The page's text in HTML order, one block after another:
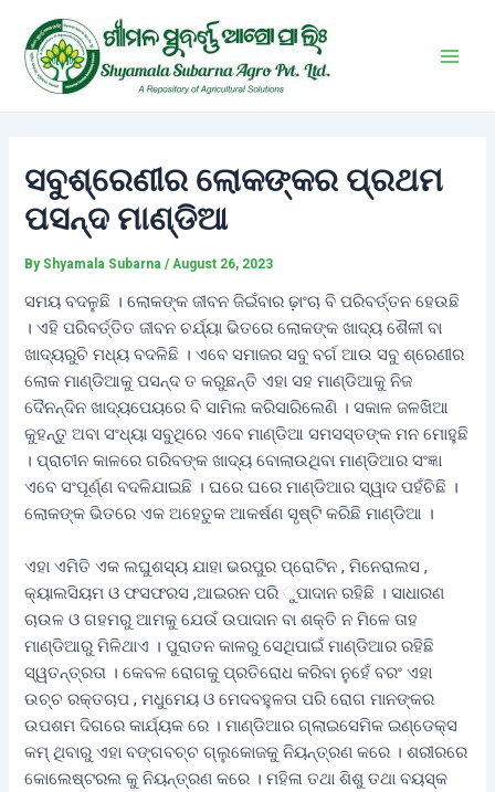
content
ସବୁଶ୍ରେଣୀର ଲୋକଙ୍କର ପ୍ରଥମ
ପସନ୍ଦ ମାଣ୍ଡିଆ
By Shyamala Subarna/August 26, 2023
ସମୟ ବଦଳୁଛି । ଲୋକଙ୍କ ଜୀବନ ଜିଇଁବାର ଢ଼ାଂଚା ବି ପରିବର୍ତ୍ତନ ହେଉଛି
। ଏହି ପରିବର୍ତ୍ତିତ ଜୀବନ ଚର୍ଯ୍ୟା ଭିତରେ ଲୋକଙ୍କ ଖାଦ୍ୟ ଶୈଳୀ ବା
ଖାଦ୍ୟରୁଚି ମଧ୍ୟ ବଦଳିଛି । ଏବେ ସମାଜର ସବୁ ବର୍ଗ ଆଉ ସବୁ ଶ୍ରେଣୀର
ଲୋକ ମାଣ୍ଡିଆକୁ ପସନ୍ଦ ତ କରୁଛନ୍ତି ଏହା ସହ ମାଣ୍ଡିଆକୁ ନିଜ
ଦୈନନ୍ଦିନ ଖାଦ୍ୟପେୟରେ ବି ସାମିଲ କରିସାରିଲେଣି । ସକାଳ ଜଳଖିଆ
କୁହନ୍ତୁ ଅବା ସଂଧ୍ୟା ସବୁଥିରେ ଏବେ ମାଣ୍ଡିଆ ସମସସ୍ତଙ୍କ ମନ ମୋହୁଛି
। ପ୍ରାଚୀନ କାଳରେ ଗରିବଙ୍କ ଖାଦ୍ୟ ବୋଲାଉଥିବା ମାଣ୍ଡିଆର ସଂଜ୍ଞା
ଏବେ ସଂପୂର୍ଣ୍ଣ ବଦଳିଯାଇଛି । ଘରେ ଘରେ ମାଣ୍ଡିଆର ସ୍ୱାଦ ପହଁଚିଛି ।
ଲୋକଙ୍କ ଭିତରେ ଏକ ଅହେତୁକ ଆକର୍ଷଣ ସୃଷ୍ଟି କରିଛି ମାଣ୍ଡିଆ ।
ଏହା ଏମିତି ଏକ ଲଘୁଶସ୍ୟ ଯାହା ଭରପୁର ପ୍ରୋଟିନ , ମିନେରାଲସ ,
କ୍ୟାଲସିୟମ ଓ ଫସଫରସ ,ଆଇରନ ପରି ୁପାଦାନ ରହିଛି । ସାଧାରଣ
ଚାଉଳ ଓ ଗହମରୁ ଆମକୁ ଯେଉଁ ଉପାଦାନ ବା ଶକ୍ତି ନ ମିଳେ ତାହ
ମାଣ୍ଡିଆରୁ ମିଳିଥାଏ । ପୁରାତନ କାଳରୁ ସେଥିପାଇଁ ମାଣ୍ଡିଆର ରହିଛି
ସ୍ୱତନ୍ତ୍ରତା । କେବଳ ରୋଗକୁ ପ୍ରତିରୋଧ କରିବା ନୁହେଁ ବରଂ ଏହା
ଉଚ୍ଚ ରକ୍ତଚାପ , ମଧୁମେୟ ଓ ମେଦବହୁଳତା ପରି ରୋଗ ମାନଙ୍କର
ଉପଶମ ଦିଗରେ କାର୍ଯ୍ୟକ ରେ । ମାଣ୍ଡିଆର ଗ୍ଲାଇସେମିକ ଇଣ୍ଡେକ୍ସ
କମ୍‌ ଥିବାରୁ ଏହା ବଙ୍ଗବଚ୍ଚ ଗ୍ଲୁକୋଜକୁ ନିୟନ୍ତ୍ରଣ କରେ । ଶରୀରରେ
କୋଲେଷ୍ଟରଲ କୁ ନିୟନ୍ତ୍ରଣ କରେ । ମହିଳା ତଥା ଶିଶୁ ତଥା ବୟସ୍କ
navigation